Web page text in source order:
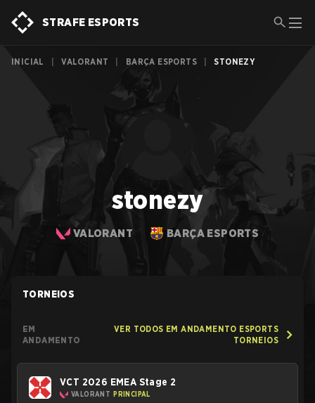
STRAFE ESPORTS
INICIAL VALORANT BARÇA ESPORTS STONEZY
stonezy
VALORANT BARÇA ESPORTS
TORNEIOS
EM
ANDAMENTO
VER TODOS EM ANDAMENTO ESPORTS
TORNEIOS
VCT 2026 EMEA Stage 2
VALORANT PRINCIPAL